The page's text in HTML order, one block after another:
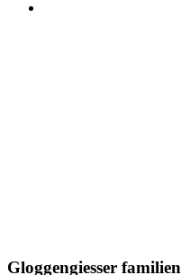
Gloggengiesser familien